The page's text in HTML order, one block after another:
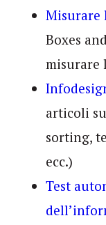
Misurare
Boxes
misurare
articoli
sorting,
ecc.)
Test